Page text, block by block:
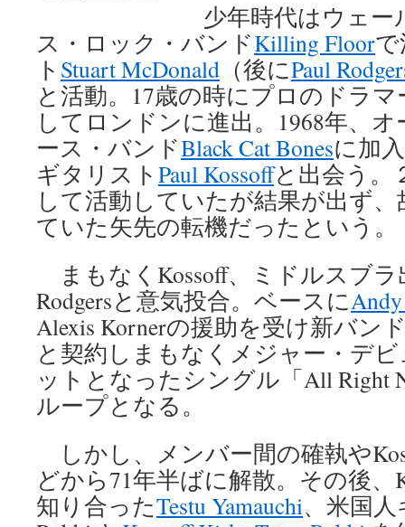
少年時代はウェー
ス・ロック・バンドKilling Floor
ト Stuart McDonald （後にPaul
と活動。17歳の時にプロのドラ
してロンドンに進出。1968年、
ース・バンドBlack Cat Bonesに加
ギタリスト Paul Kossoffと出会う。
して活動していたが結果が出ず
ていた矢先の転機だったという。
まもなくKossoff、ミドルスブラ
Rodgersと意気投合。ベースに
Alexis Kornerの援助を受け新バン
と契約しまもなくメジャー・デ
ットとなったシングル「All Right
ループとなる。
しかし、メンバー間の確執や
どから71年半ばに解散。その後、
知り合ったTestu Yamauchi、米国